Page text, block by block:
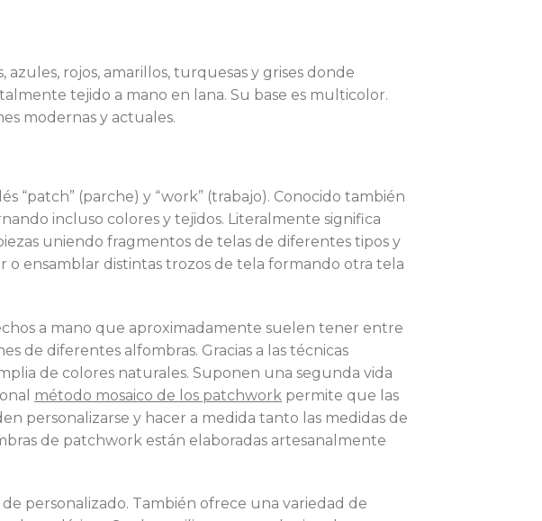
rojos, amarillos, turquesas y grises donde
tejido a mano en lana. Su base es multicolor.
modernas y actuales.
“patch” (parche) y “work” (trabajo). Conocido también
incluso colores y tejidos. Literalmente significa
uniendo fragmentos de telas de diferentes tipos y
o ensamblar distintas trozos de tela formando otra tela
a mano que aproximadamente suelen tener entre
de diferentes alfombras. Gracias a las técnicas
de colores naturales. Suponen una segunda vida
método mosaico de los patchwork permite que las
personalizarse y hacer a medida tanto las medidas de
de patchwork están elaboradas artesanalmente
personalizado. También ofrece una variedad de